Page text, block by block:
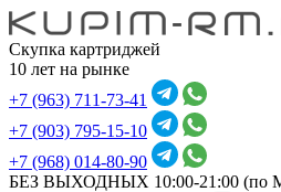
Скупка картриджей
10 лет на рынке
+7 (963) 711-73-41
+7 (903) 795-15-10
+7 (968) 014-80-90
БЕЗ ВЫХОДНЫХ 10:00-21:00 (по